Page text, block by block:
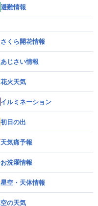
避難情報
さくら開花情報
あじさい情報
花火天気
イルミネーション
初日の出
天気痛予報
お洗濯情報
星空・天体情報
空の天気